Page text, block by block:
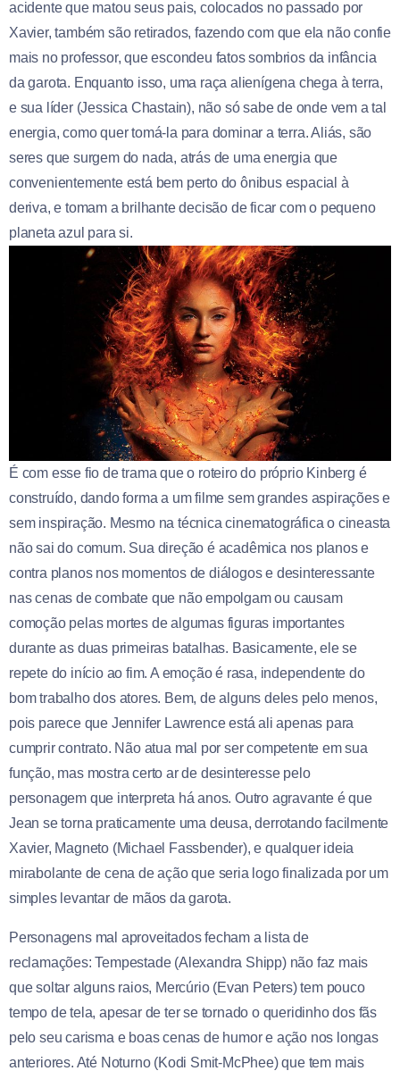
acidente que matou seus pais, colocados no passado por
Xavier, também são retirados, fazendo com que ela não confie
mais no professor, que escondeu fatos sombrios da infância
da garota. Enquanto isso, uma raça alienígena chega à terra,
e sua líder (Jessica Chastain), não só sabe de onde vem a tal
energia, como quer tomá-la para dominar a terra. Aliás, são
seres que surgem do nada, atrás de uma energia que
convenientemente está bem perto do ônibus espacial à
deriva, e tomam a brilhante decisão de ficar com o pequeno
planeta azul para si.
É com esse fio de trama que o roteiro do próprio Kinberg é
construído, dando forma a um filme sem grandes aspirações e
sem inspiração. Mesmo na técnica cinematográfica o cineasta
não sai do comum. Sua direção é acadêmica nos planos e
contra planos nos momentos de diálogos e desinteressante
nas cenas de combate que não empolgam ou causam
comoção pelas mortes de algumas figuras importantes
durante as duas primeiras batalhas. Basicamente, ele se
repete do início ao fim. A emoção é rasa, independente do
bom trabalho dos atores. Bem, de alguns deles pelo menos,
pois parece que Jennifer Lawrence está ali apenas para
cumprir contrato. Não atua mal por ser competente em sua
função, mas mostra certo ar de desinteresse pelo
personagem que interpreta há anos. Outro agravante é que
Jean se torna praticamente uma deusa, derrotando facilmente
Xavier, Magneto (Michael Fassbender), e qualquer ideia
mirabolante de cena de ação que seria logo finalizada por um
simples levantar de mãos da garota.
Personagens mal aproveitados fecham a lista de
reclamações: Tempestade (Alexandra Shipp) não faz mais
que soltar alguns raios, Mercúrio (Evan Peters) tem pouco
tempo de tela, apesar de ter se tornado o queridinho dos fãs
pelo seu carisma e boas cenas de humor e ação nos longas
anteriores. Até Noturno (Kodi Smit-McPhee) que tem mais